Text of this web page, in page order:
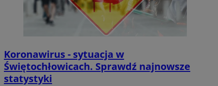
Koronawirus - sytuacja w
Świętochłowicach. Sprawdź najnowsze
statystyki